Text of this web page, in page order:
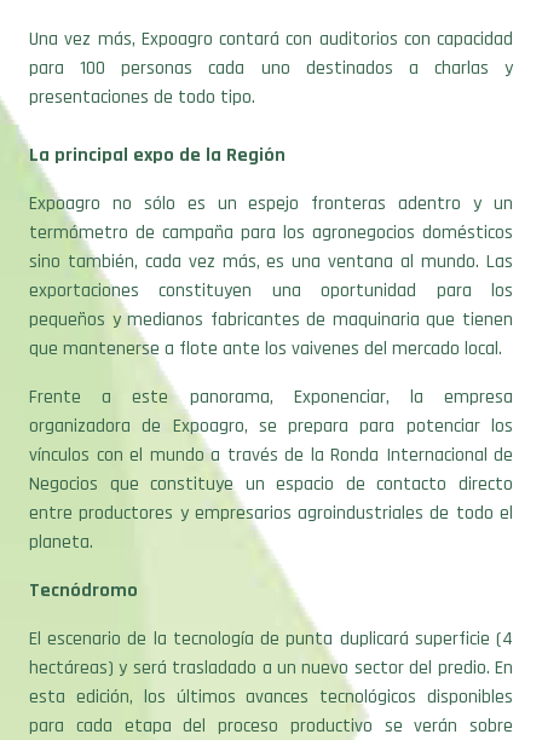
Una vez más, Expoagro contará con auditorios con capacidad
para 100 personas cada uno destinados a charlas y
presentaciones de todo tipo.
La principal expo de la Región
Expoagro no sólo es un espejo fronteras adentro y un
termómetro de campaña para los agronegocios domésticos
sino también, cada vez más, es una ventana al mundo. Las
exportaciones constituyen una oportunidad para los
pequeños y medianos fabricantes de maquinaria que tienen
que mantenerse a flote ante los vaivenes del mercado local.
Frente a este panorama, Exponenciar, la empresa
organizadora de Expoagro, se prepara para potenciar los
vínculos con el mundo a través de la Ronda Internacional de
Negocios que constituye un espacio de contacto directo
entre productores y empresarios agroindustriales de todo el
planeta.
Tecnódromo
El escenario de la tecnología de punta duplicará superficie (4
hectáreas) y será trasladado a un nuevo sector del predio. En
esta edición, los últimos avances tecnológicos disponibles
para cada etapa del proceso productivo se verán sobre